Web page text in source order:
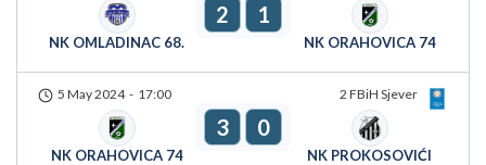
NK OMLADINAC 68.
2 1
NK ORAHOVICA 74
2 FBiH Sjever
5 May 2024 - 17:00
NK ORAHOVICA 74
3 0
NK PROKOSOVIĆI